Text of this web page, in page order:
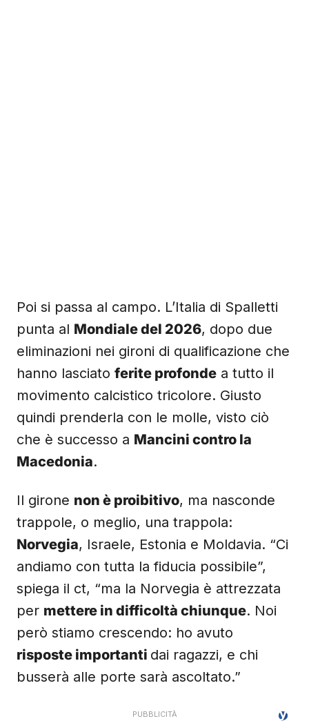
Poi si passa al campo. L’Italia di Spalletti
punta al Mondiale del 2026, dopo due
eliminazioni nei gironi di qualificazione che
hanno lasciato ferite profonde a tutto il
movimento calcistico tricolore. Giusto
quindi prenderla con le molle, visto ciò
che è successo a Mancini contro la
Macedonia.
Il girone non è proibitivo, ma nasconde
trappole, o meglio, una trappola:
Norvegia, Israele, Estonia e Moldavia. “Ci
andiamo con tutta la fiducia possibile”,
spiega il ct, “ma la Norvegia è attrezzata
per mettere in difficoltà chiunque. Noi
però stiamo crescendo: ho avuto
risposte importanti dai ragazzi, e chi
busserà alle porte sarà ascoltato.”